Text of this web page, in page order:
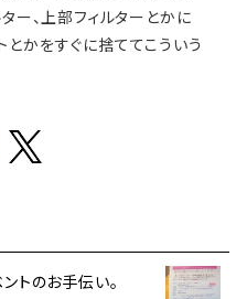
ター、上部フィルターとかに
かをすぐに捨ててこういう
トのお手伝い。